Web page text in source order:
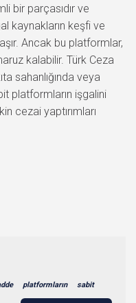
bir parçasıdır ve
kaynakların keşfi ve
Ancak bu platformlar,
kalabilir. Türk Ceza
sahanlığında veya
platformların işgalini
cezai yaptırımları
platformların sabit